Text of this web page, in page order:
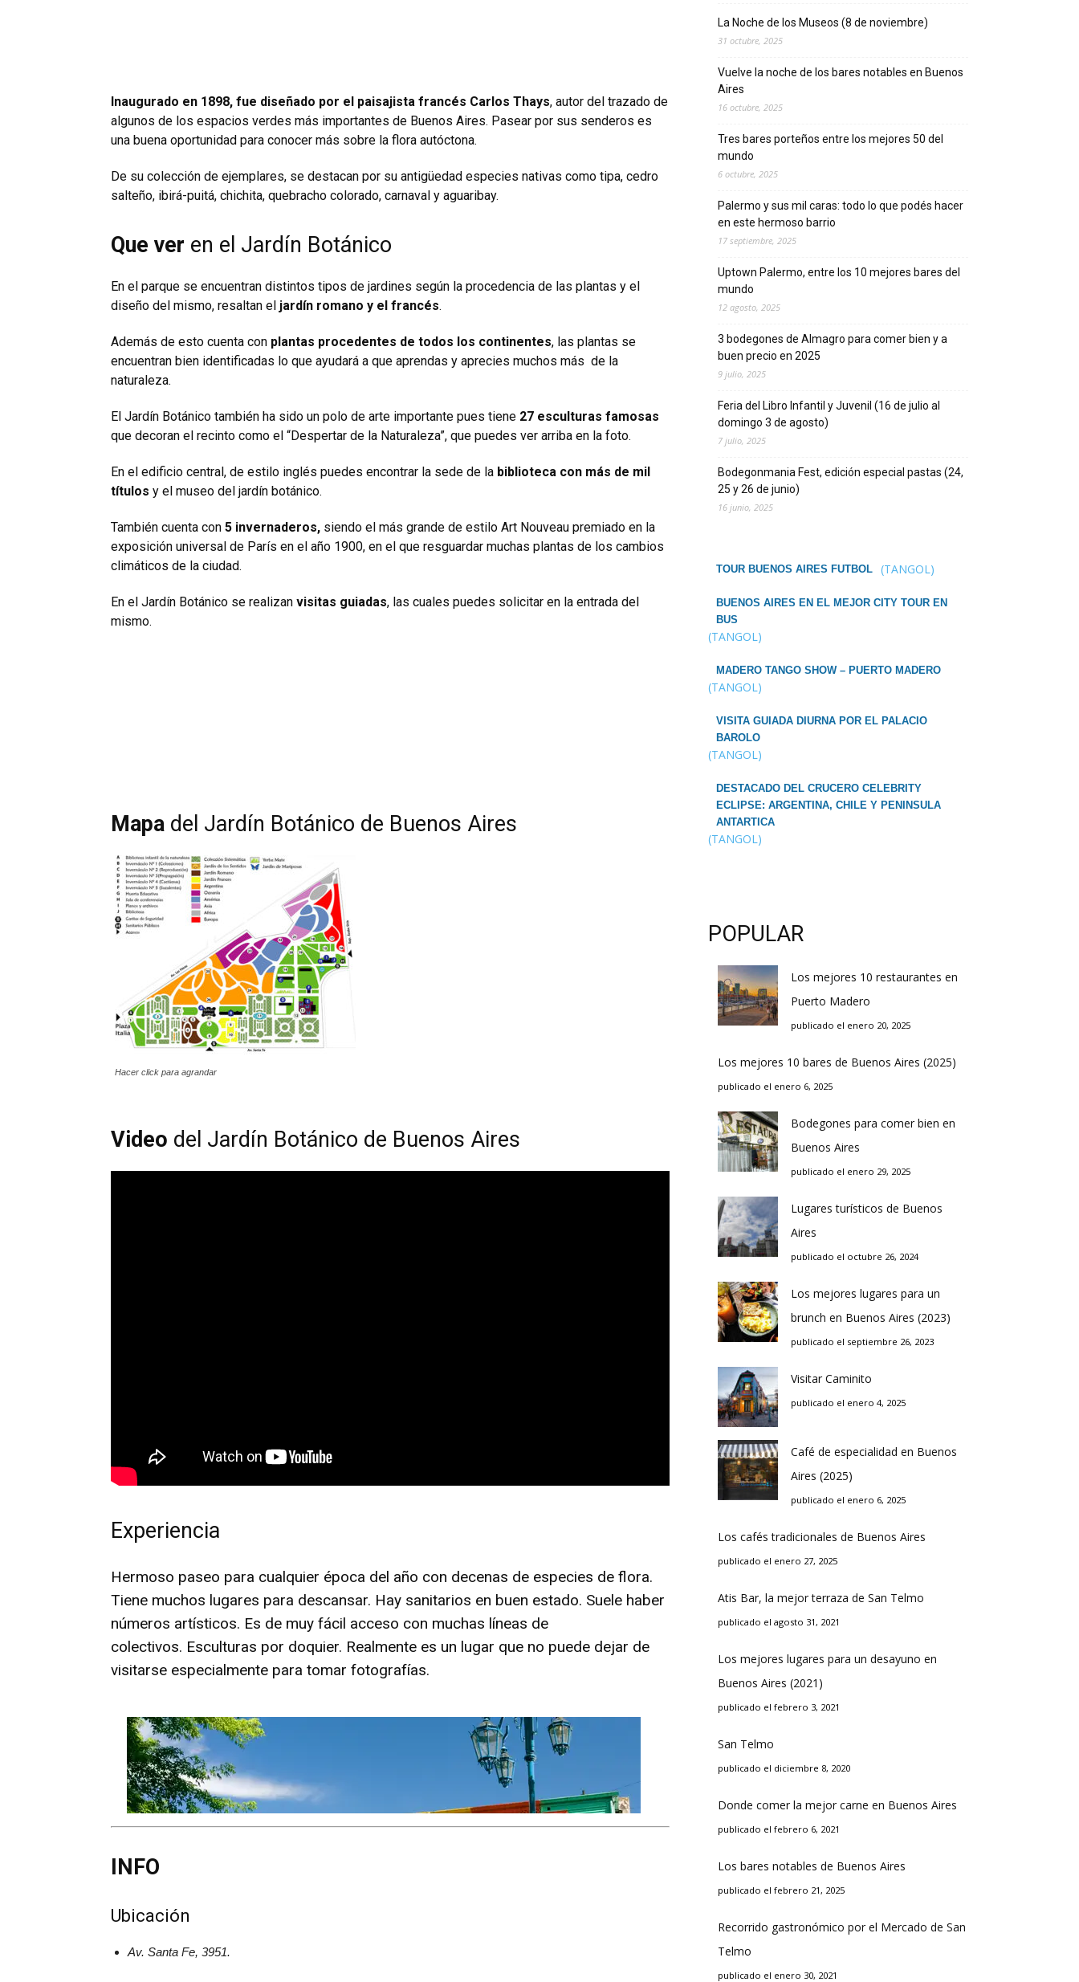
Inaugurado en 1898, fue diseñado por el paisajista francés Carlos Thays, autor del trazado de
algunos de los espacios verdes más importantes de Buenos Aires. Pasear por sus senderos es
una buena oportunidad para conocer más sobre la flora autóctona.
De su colección de ejemplares, se destacan por su antigüedad especies nativas como tipa, cedro
salteño, ibirá-puitá, chichita, quebracho colorado, carnaval y aguaribay.
Que ver en el Jardín Botánico
En el parque se encuentran distintos tipos de jardines según la procedencia de las plantas y el
diseño del mismo, resaltan el jardín romano y el francés.
Además de esto cuenta con plantas procedentes de todos los continentes, las plantas se
encuentran bien identificadas lo que ayudará a que aprendas y aprecies muchos más de la
naturaleza.
El Jardín Botánico también ha sido un polo de arte importante pues tiene 27 esculturas famosas
que decoran el recinto como el “Despertar de la Naturaleza”, que puedes ver arriba en la foto.
En el edificio central, de estilo inglés puedes encontrar la sede de la biblioteca con más de mil
títulos y el museo del jardín botánico.
También cuenta con 5 invernaderos, siendo el más grande de estilo Art Nouveau premiado en la
exposición universal de París en el año 1900, en el que resguardar muchas plantas de los cambios
climáticos de la ciudad.
En el Jardín Botánico se realizan visitas guiadas, las cuales puedes solicitar en la entrada del
mismo.
Mapa del Jardín Botánico de Buenos Aires
Hacer click para agrandar
Video del Jardín Botánico de Buenos Aires
Experiencia
Hermoso paseo para cualquier época del año con decenas de especies de flora.
Tiene muchos lugares para descansar. Hay sanitarios en buen estado. Suele haber
números artísticos. Es de muy fácil acceso con muchas líneas de
colectivos. Esculturas por doquier. Realmente es un lugar que no puede dejar de
visitarse especialmente para tomar fotografías.
INFO
Ubicación
Av. Santa Fe, 3951.
La Noche de los Museos (8 de noviembre)
31 octubre, 2025
Vuelve la noche de los bares notables en Buenos
Aires
16 octubre, 2025
Tres bares porteños entre los mejores 50 del
mundo
6 octubre, 2025
Palermo y sus mil caras: todo lo que podés hacer
en este hermoso barrio
17 septiembre, 2025
Uptown Palermo, entre los 10 mejores bares del
mundo
12 agosto, 2025
3 bodegones de Almagro para comer bien y a
buen precio en 2025
9 julio, 2025
Feria del Libro Infantil y Juvenil (16 de julio al
domingo 3 de agosto)
7 julio, 2025
Bodegonmania Fest, edición especial pastas (24,
25 y 26 de junio)
16 junio, 2025
TOUR BUENOS AIRES FUTBOL (TANGOL)
BUENOS AIRES EN EL MEJOR CITY TOUR EN
BUS
(TANGOL)
MADERO TANGO SHOW – PUERTO MADERO
(TANGOL)
VISITA GUIADA DIURNA POR EL PALACIO
BAROLO
(TANGOL)
DESTACADO DEL CRUCERO CELEBRITY
ECLIPSE: ARGENTINA, CHILE Y PENINSULA
ANTARTICA
(TANGOL)
POPULAR
Los mejores 10 restaurantes en
Puerto Madero
publicado el enero 20, 2025
Los mejores 10 bares de Buenos Aires (2025)
publicado el enero 6, 2025
Bodegones para comer bien en
Buenos Aires
publicado el enero 29, 2025
Lugares turísticos de Buenos
Aires
publicado el octubre 26, 2024
Los mejores lugares para un
brunch en Buenos Aires (2023)
publicado el septiembre 26, 2023
Visitar Caminito
publicado el enero 4, 2025
Café de especialidad en Buenos
Aires (2025)
publicado el enero 6, 2025
Los cafés tradicionales de Buenos Aires
publicado el enero 27, 2025
Atis Bar, la mejor terraza de San Telmo
publicado el agosto 31, 2021
Los mejores lugares para un desayuno en
Buenos Aires (2021)
publicado el febrero 3, 2021
San Telmo
publicado el diciembre 8, 2020
Donde comer la mejor carne en Buenos Aires
publicado el febrero 6, 2021
Los bares notables de Buenos Aires
publicado el febrero 21, 2025
Recorrido gastronómico por el Mercado de San
Telmo
publicado el enero 30, 2021